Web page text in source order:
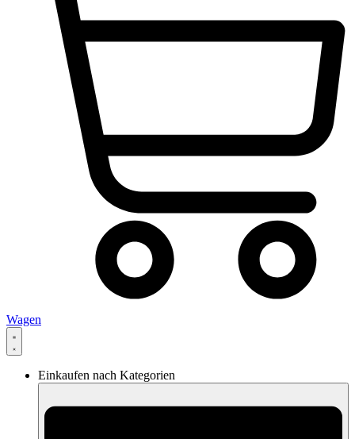
Wagen
Einkaufen nach Kategorien